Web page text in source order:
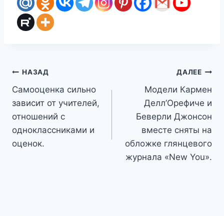
Навигация
по
записям
НАЗАД
Самооценка сильно
зависит от учителей,
отношений с
одноклассниками и
оценок.
ДАЛЕЕ
Модели Кармен
Делл’Орефиче и
Беверли Джонсон
вместе сняты на
обложке глянцевого
журнала «New You».